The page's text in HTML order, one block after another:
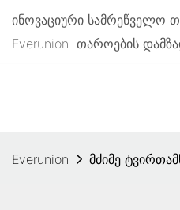
ინოვაციური სამრეწველო
Everunion თაროების
Everunion მძიმე